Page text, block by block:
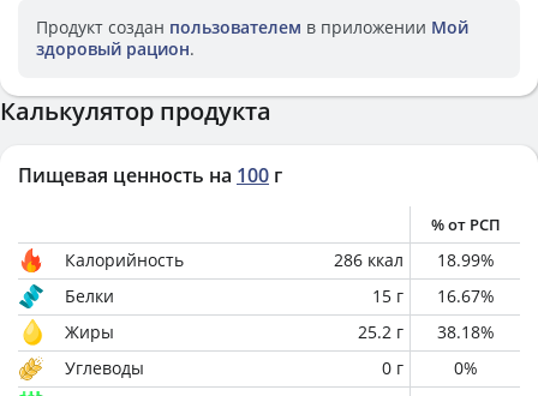
Продукт создан пользователем в приложении Мой
здоровый рацион.
Калькулятор продукта
Пищевая ценность на 100 г
% от РСП
Калорийность 286 ккал 18.99%
Белки
15 г 16.67%
Жиры
25.2 г 38.18%
Углеводы
0 г 0%